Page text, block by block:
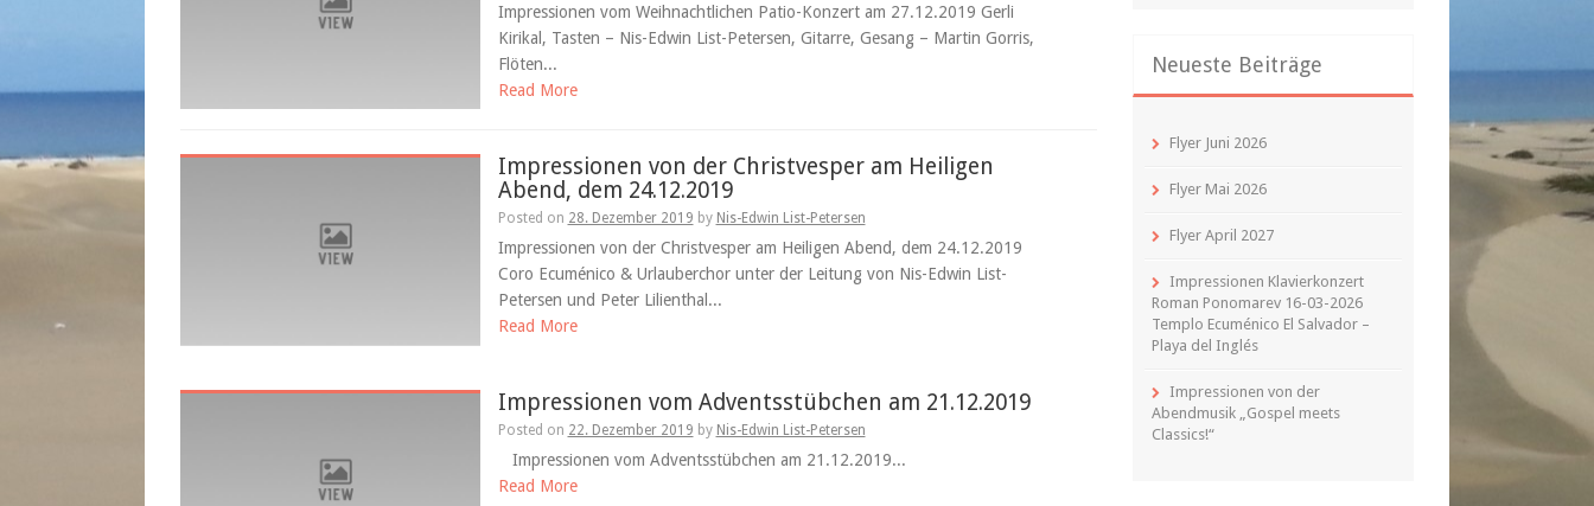
Impressionen vom Weihnachtlichen Patio-Konzert am 27.12.2019 Gerli
Kirikal, Tasten – Nis-Edwin List-Petersen, Gitarre, Gesang – Martin Gorris,
Flöten...
Read More
Impressionen von der Christvesper am Heiligen
Abend, dem 24.12.2019
Posted on 28. Dezember 2019 by Nis-Edwin List-Petersen
Impressionen von der Christvesper am Heiligen Abend, dem 24.12.2019
Coro Ecuménico & Urlauberchor unter der Leitung von Nis-Edwin List-
Petersen und Peter Lilienthal...
Read More
Impressionen vom Adventsstübchen am 21.12.2019
Posted on 22. Dezember 2019 by Nis-Edwin List-Petersen
Impressionen vom Adventsstübchen am 21.12.2019...
Read More
Neueste Beiträge
Flyer Juni 2026
Flyer Mai 2026
Flyer April 2027
Impressionen Klavierkonzert
Roman Ponomarev 16-03-2026
Templo Ecuménico El Salvador –
Playa del Inglés
Impressionen von der
Abendmusik „Gospel meets
Classics!“